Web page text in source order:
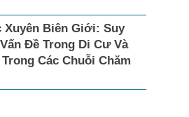
Xuyên Biên Giới: Suy
Đề Trong Di Cư Và
Các Chuỗi Chăm